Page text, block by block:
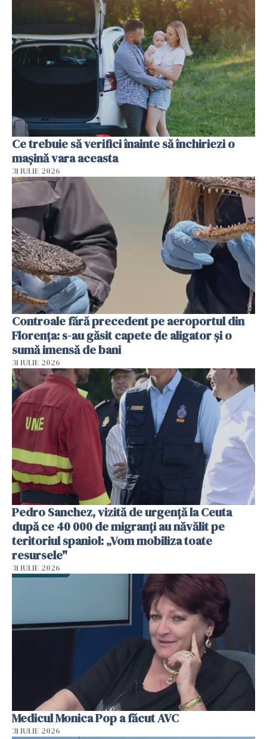
Ce trebuie să verifici înainte să închiriezi o
mașină vara aceasta
31 IULIE 2026
Controale fără precedent pe aeroportul din
Florența: s-au găsit capete de aligator și o
sumă imensă de bani
31 IULIE 2026
Pedro Sanchez, vizită de urgență la Ceuta
după ce 40 000 de migranți au năvălit pe
teritoriul spaniol: „Vom mobiliza toate
resursele"
31 IULIE 2026
Medicul Monica Pop a făcut AVC
31 IULIE 2026